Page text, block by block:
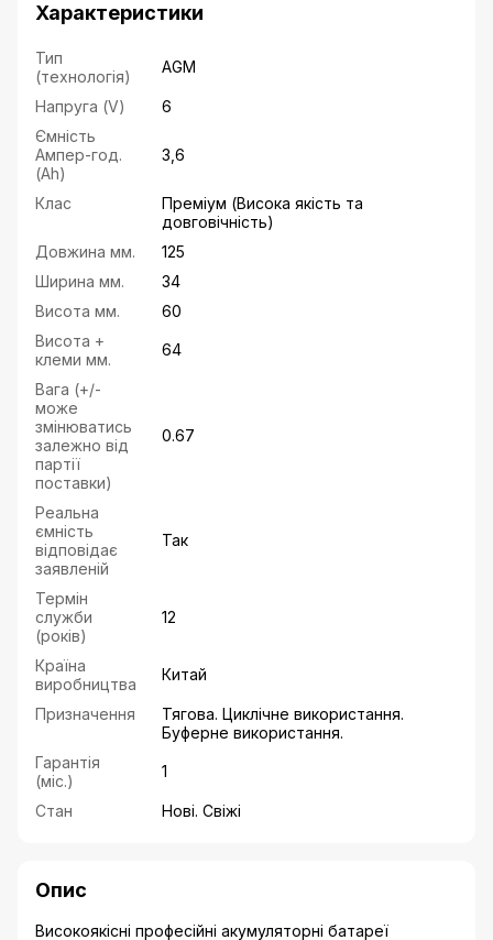
Характеристики
Тип
(технологія)
AGM
Напруга (V)
6
Ємність
Ампер-год.
(Ah)
3,6
Клас
Преміум (Висока якість та
довговічність)
Довжина мм.
125
Ширина мм.
34
Висота мм.
60
Висота +
клеми мм.
64
Вага (+/-
може
змінюватись
залежно від
партії
поставки)
0.67
Реальна
ємність
відповідає
заявленій
Так
Термін
служби
(років)
12
Країна
виробництва
Китай
Призначення
Тягова. Циклічне використання.
Буферне використання.
Гарантія
(міс.)
1
Стан Нові. Свіжі
Опис
Високоякісні професійні акумуляторні батареї